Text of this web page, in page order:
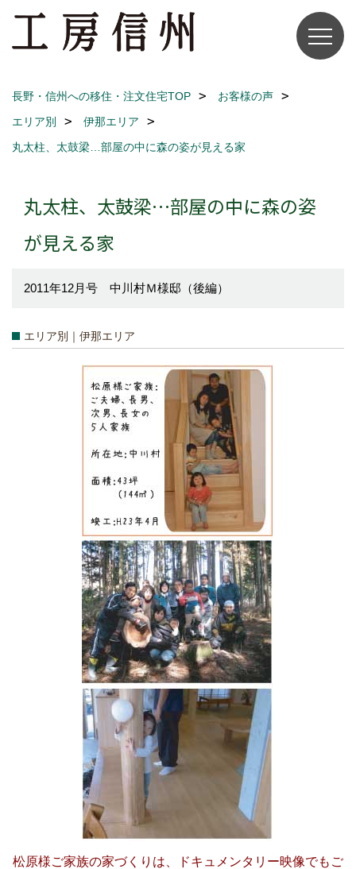
長野・信州への移住・注文住宅TOP
お客様の声
エリア別
伊那エリア
丸太柱、太鼓梁…部屋の中に森の姿が見える家
丸太柱、太鼓梁…部屋の中に森の姿
が見える家
2011年12月号 中川村Ｍ様邸（後編）
エリア別｜伊那エリア
松原様ご家族の家づくりは、ドキュメンタリー映像でもご